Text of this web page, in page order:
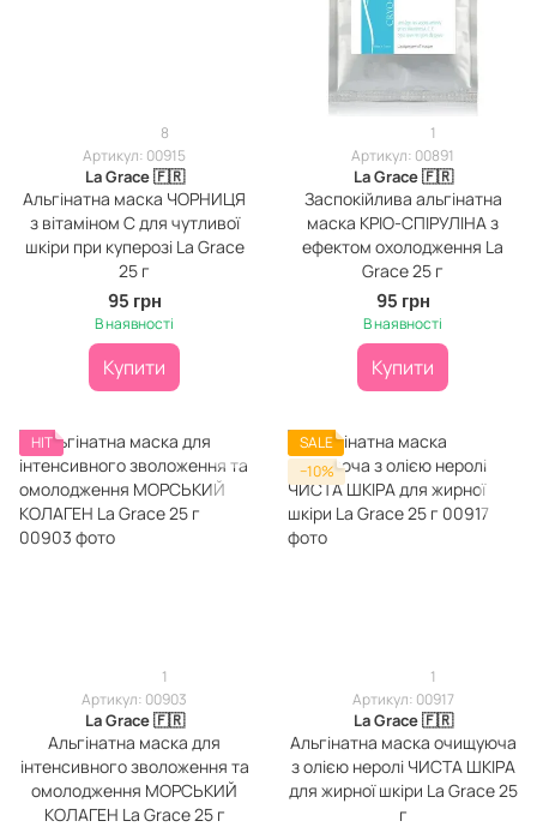
8
Артикул: 00915
La Grace 🇫🇷
Альгінатна маска ЧОРНИЦЯ
з вітаміном С для чутливої
шкіри при куперозі La Grace
25 г
95 грн
В наявності
Купити
1
Артикул: 00891
La Grace 🇫🇷
Заспокійлива альгінатна
маска КРІО-СПІРУЛІНА з
ефектом охолодження La
Grace 25 г
95 грн
В наявності
Купити
HIT
1
Артикул: 00903
La Grace 🇫🇷
Альгінатна маска для
інтенсивного зволоження та
омолодження МОРСЬКИЙ
КОЛАГЕН La Grace 25 г
SALE
−10%
1
Артикул: 00917
La Grace 🇫🇷
Альгінатна маска очищуюча
з олією неролі ЧИСТА ШКІРА
для жирної шкіри La Grace 25
г